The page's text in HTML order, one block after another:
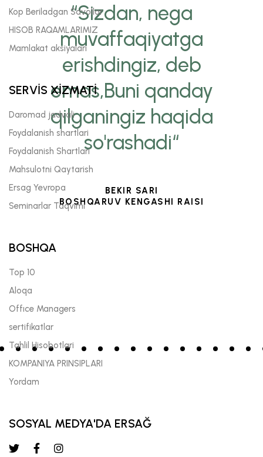
“Sizdan, nega
muvaffaqiyatga
erishdingiz, deb
emas,Buni qanday
qilganingiz haqida
so'rashadi“
BEKIR SARI
BOSHQARUV KENGASHI RAISI
Kop Beriladgan Savollar
HISOB RAQAMLARIMIZ
Mamlakat aksiyalari
SERVİS XİZMATİ
Daromad jadvali
Foydalanish shartlari
Foydalanish Shartlari
Mahsulotni Qaytarish
Ersag Yevropa
Seminarlar Taqvimi
BOSHQA
Top 10
Aloqa
Offıce Managers
sertifikatlar
Tahlil Hisobotlari
KOMPANIYA PRINSIPLARI
Yordam
SOSYAL MEDYA'DA ERSAĞ